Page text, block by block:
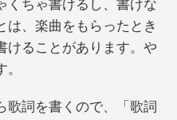
くちゃ書けるし、書けな
は、楽曲をもらったとき
けることがあります。や
歌詞を書くので、「歌詞